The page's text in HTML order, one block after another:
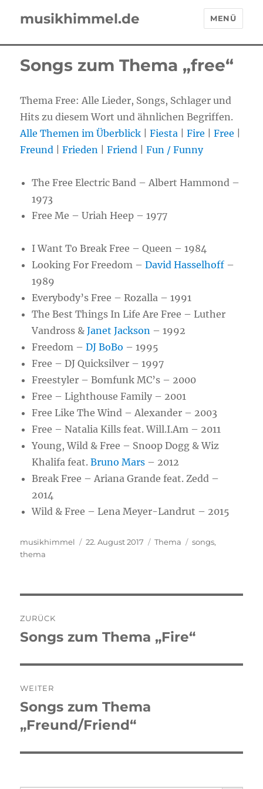
musikhimmel.de MENÜ
Songs zum Thema „free“
Thema Free: Alle Lieder, Songs, Schlager und
Hits zu diesem Wort und ähnlichen Begriffen.
Alle Themen im Überblick |Fiesta |Fire |Free
Freund |Frieden |Friend |Fun / Funny
The Free Electric Band – Albert Hammond –
1973
Free Me – Uriah Heep – 1977
I Want To Break Free – Queen – 1984
Looking For Freedom –David Hasselhoff –
1989
Everybody’s Free – Rozalla – 1991
The Best Things In Life Are Free – Luther
Vandross &Janet Jackson – 1992
Freedom –DJ BoBo – 1995
Free – DJ Quicksilver – 1997
Freestyler – Bomfunk MC’s – 2000
Free – Lighthouse Family – 2001
Free Like The Wind – Alexander – 2003
Free – Natalia Kills feat. Will.I.Am – 2011
Young, Wild & Free – Snoop Dogg & Wiz
Khalifa feat.Bruno Mars – 2012
Break Free – Ariana Grande feat. Zedd –
2014
Wild & Free – Lena Meyer-Landrut – 2015
Autor
musikhimmel
Veröffentlicht
22. August 2017 Kategorien
Thema Schlagwörter
songs,
thema
ZURÜCK
Vorheriger
Songs zum Thema „Fire“
WEITER
Nächster
Beitrag:
Songs zum Thema
„Freund/Friend“
SEARCH